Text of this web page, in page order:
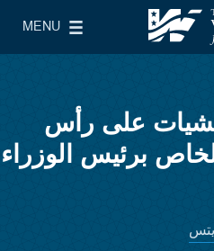
MENU
Main Menu
على رأس
برئيس الوزراء